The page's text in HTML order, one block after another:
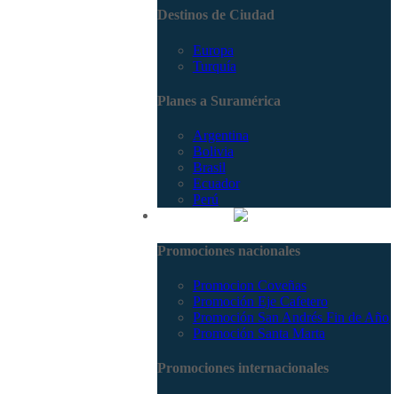
Destinos de Ciudad
Europa
Turquía
Planes a Suramérica
Argentina
Bolivia
Brasil
Ecuador
Perú
Promociones nacionales
Promocion Coveñas
Promoción Eje Cafetero
Promoción San Andrés Fin de Año
Promoción Santa Marta
Promociones internacionales